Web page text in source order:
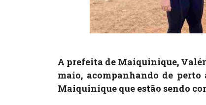
A prefeita de Maiquinique,
maio, acompanhando de perto
Maiquinique que estão sendo